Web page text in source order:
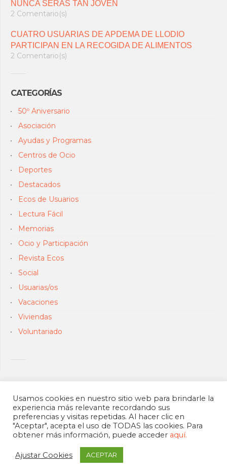
NUNCA SERÁS TAN JOVEN
2 Comentario(s)
CUATRO USUARIAS DE APDEMA DE LLODIO
PARTICIPAN EN LA RECOGIDA DE ALIMENTOS
2 Comentario(s)
CATEGORÍAS
50º Aniversario
Asociación
Ayudas y Programas
Centros de Ocio
Deportes
Destacados
Ecos de Usuarios
Lectura Fácil
Memorias
Ocio y Participación
Revista Ecos
Social
Usuarias/os
Vacaciones
Viviendas
Voluntariado
Usamos cookies en nuestro sitio web para brindarle la
experiencia más relevante recordando sus
preferencias y visitas repetidas. Al hacer clic en
"Aceptar", acepta el uso de TODAS las cookies. Para
obtener más información, puede acceder aquí.
Ajustar Cookies ACEPTAR